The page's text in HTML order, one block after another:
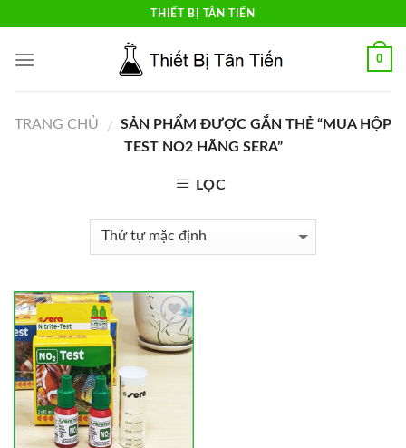
content
THIẾT BỊ TÂN TIẾN
0
TRANG CHỦ / SẢN PHẨM ĐƯỢC GẮN THẺ “MUA HỘP
TEST NO2 HÃNG SERA”
LỌC
Add to
Wishlist